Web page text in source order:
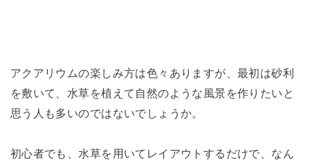
アクアリウムの楽しみ方は色々ありますが、最初は砂利
を敷いて、水草を植えて自然のような風景を作りたいと
思う人も多いのではないでしょうか。
初心者でも、水草を用いてレイアウトするだけで、なん